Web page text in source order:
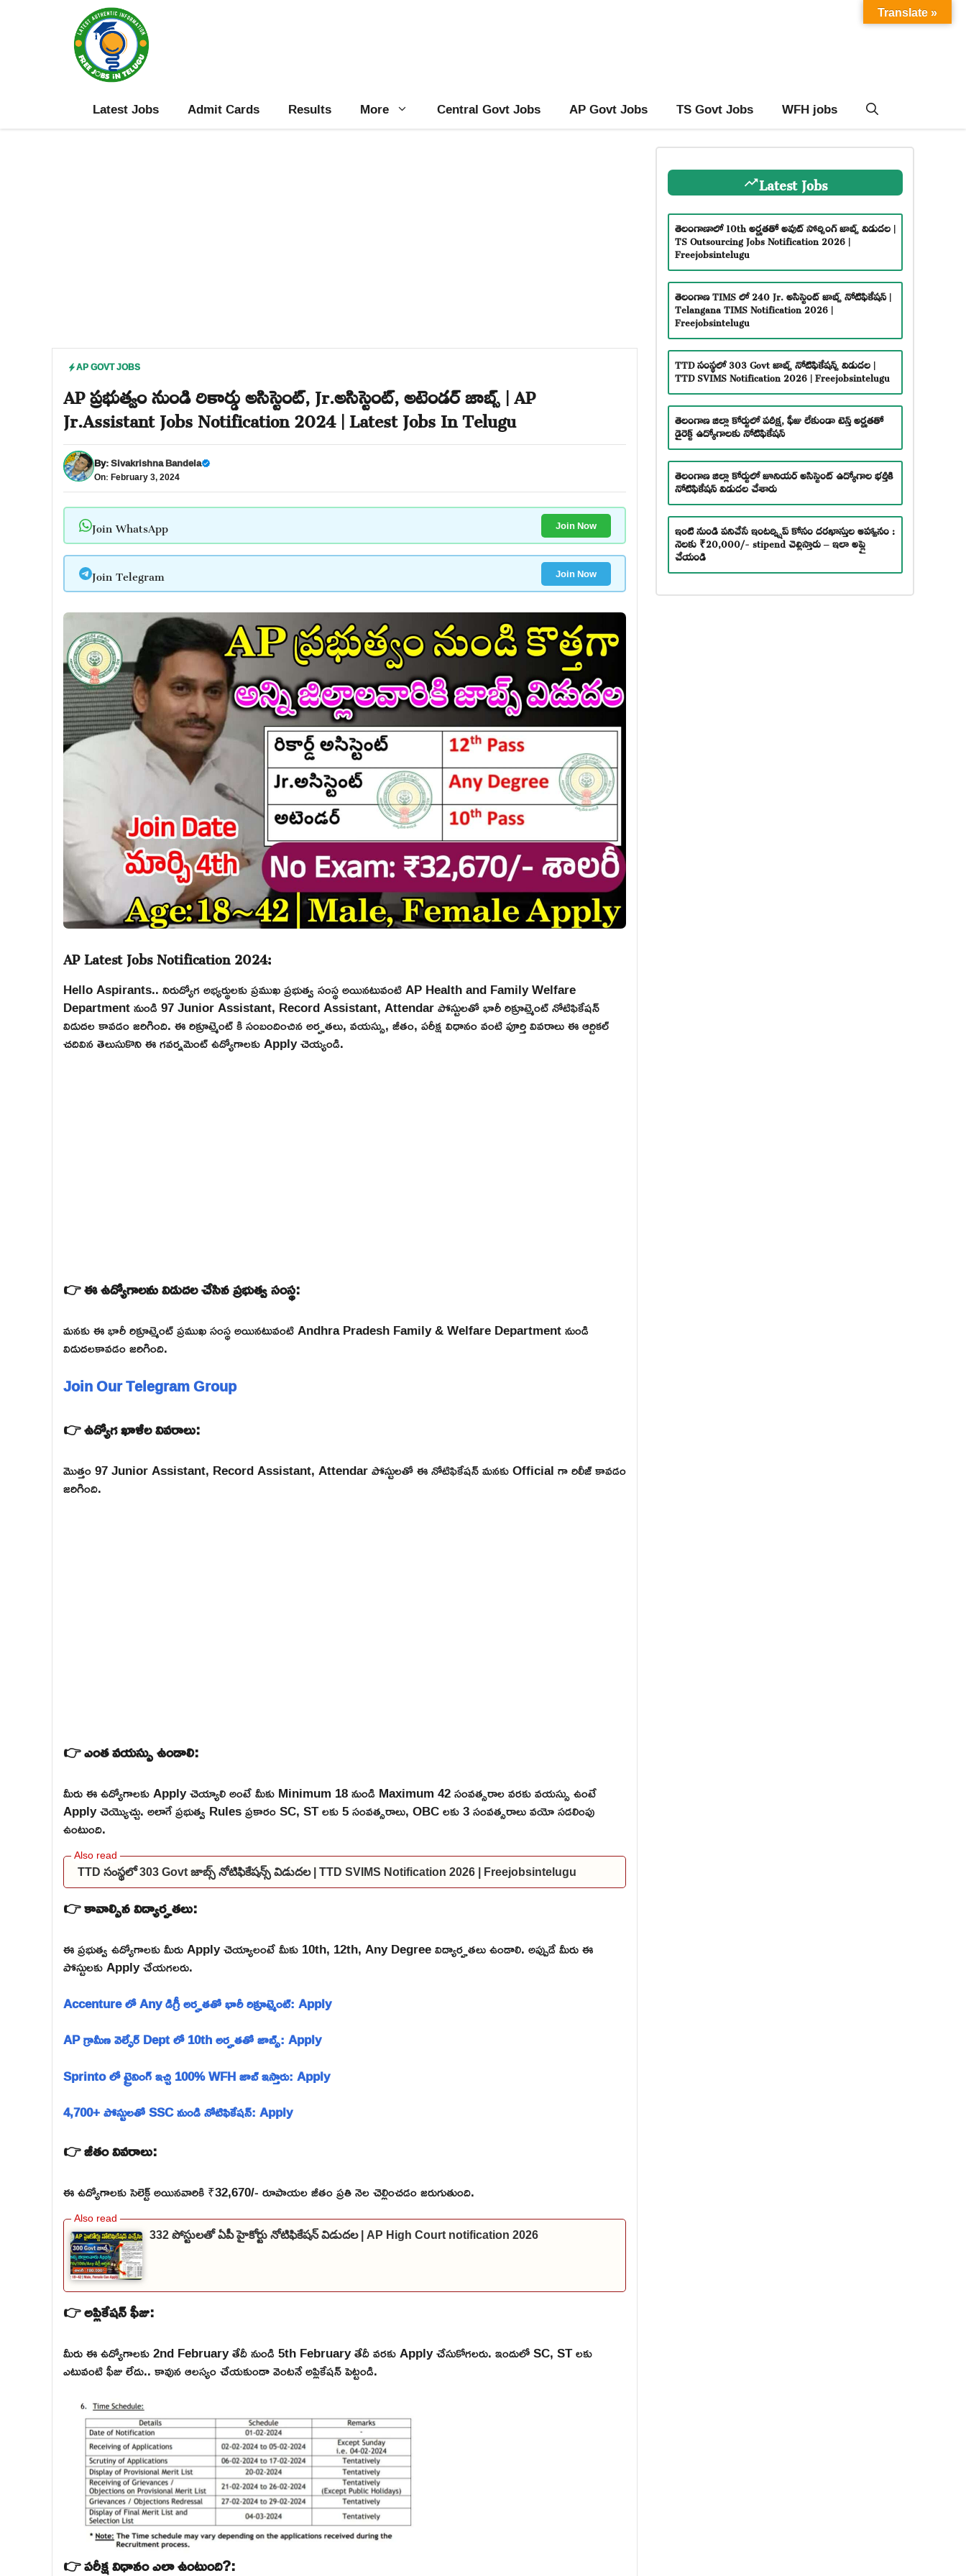
Latest Jobs Admit Cards Results More Central Govt Jobs AP Govt Jobs TS Govt Jobs WFH jobs
AP GOVT JOBS
AP ప్రభుత్వం నుండి రికార్డు అసిస్టెంట్, Jr.అసిస్టెంట్, అటెండర్ జాబ్స్ | AP
Jr.Assistant Jobs Notification 2024 | Latest Jobs In Telugu
By:Sivakrishna Bandela
On: February 3, 2024
Join WhatsApp Join Now
Join Telegram Join Now
AP Latest Jobs Notification 2024:
Hello Aspirants.. నిరుద్యోగ అభ్యర్థులకు ప్రముఖ ప్రభుత్వ సంస్థ అయినటువంటి AP Health and Family Welfare
Department నుండి 97 Junior Assistant, Record Assistant, Attendar పోస్టులతో భారీ రిక్రూట్మెంట్ నోటిఫికేషన్
విడుదల కావడం జరిగింది. ఈ రిక్రూట్మెంట్ కి సంబందించిన అర్హతలు, వయస్సు, జీతం, పరీక్ష విధానం వంటి పూర్తి వివరాలు ఈ ఆర్టికల్
చదివిన తెలుసుకొని ఈ గవర్నమెంట్ ఉద్యోగాలకు Apply చెయ్యండి.
👉 ఈ ఉద్యోగాలను విడుదల చేసిన ప్రభుత్వ సంస్థ:
మనకు ఈ భారీ రిక్రూట్మెంట్ ప్రముఖ సంస్థ అయినటువంటి Andhra Pradesh Family & Welfare Department నుండి
విడుదలకావడం జరిగింది.
Join Our Telegram Group
👉 ఉద్యోగ ఖాళీల వివరాలు:
మొత్తం 97 Junior Assistant, Record Assistant, Attendar పోస్టులతో ఈ నోటిఫికేషన్ మనకు Official గా రిలీజ్ కావడం
జరిగింది.
👉 ఎంత వయస్సు ఉండాలి:
మీరు ఈ ఉద్యోగాలకు Apply చెయ్యాలి అంటే మీకు Minimum 18 నుండి Maximum 42 సంవత్సరాల వరకు వయస్సు ఉంటే
Apply చెయ్యొచ్చు. అలాగే ప్రభుత్వ Rules ప్రకారం SC, ST లకు 5 సంవత్సరాలు, OBC లకు 3 సంవత్సరాలు వయో సడలింపు
ఉంటుంది.
TTD సంస్థలో 303 Govt జాబ్స్ నోటిఫికేషన్స్ విడుదల | TTD SVIMS Notification 2026 | Freejobsintelugu
👉 కావాల్సిన విద్యార్హతలు:
ఈ ప్రభుత్వ ఉద్యోగాలకు మీరు Apply చెయ్యాలంటే మీకు 10th, 12th, Any Degree విద్యార్హతలు ఉండాలి. అప్పుడే మీరు ఈ
పోస్టులకు Apply చేయగలరు.
Accenture లో Any డిగ్రీ అర్హతతో భారీ రిక్రూట్మెంట్: Apply
AP గ్రామీణ వెల్ఫేర్ Dept లో 10th అర్హతతో జాబ్స్: Apply
Sprinto లో ట్రైనింగ్ ఇచ్చి 100% WFH జాబ్ ఇస్తారు: Apply
4,700+ పోస్టులతో SSC నుండి నోటిఫికేషన్: Apply
👉 జీతం వివరాలు:
ఈ ఉద్యోగాలకు సెలెక్ట్ అయినవారికి ₹32,670/- రూపాయల జీతం ప్రతి నెల చెల్లించడం జరుగుతుంది.
332 పోస్టులతో ఏపీ హైకోర్టు నోటిఫికేషన్ విడుదల | AP High Court notification 2026
👉 అప్లికేషన్ ఫీజు:
మీరు ఈ ఉద్యోగాలకు 2nd February తేదీ నుండి 5th February తేదీ వరకు Apply చేసుకోగలరు. ఇందులో SC, ST లకు
ఎటువంటి ఫీజు లేదు.. కావున ఆలస్యం చేయకుండా వెంటనే అప్లికేషన్ పెట్టండి.
👉 పరీక్ష విధానం ఎలా ఉంటుంది?:
Latest Jobs
తెలంగాణాలో 10th అర్హతతో అవుట్ సోర్సింగ్ జాబ్స్ విడుదల |
TS Outsourcing Jobs Notification 2026 |
Freejobsintelugu
తెలంగాణ TIMS లో 240 Jr. అసిస్టెంట్ జాబ్స్ నోటిఫికేషన్ |
Telangana TIMS Notification 2026 |
Freejobsintelugu
TTD సంస్థలో 303 Govt జాబ్స్ నోటిఫికేషన్స్ విడుదల |
TTD SVIMS Notification 2026 | Freejobsintelugu
తెలంగాణ జిల్లా కోర్టులో పరీక్ష, ఫీజు లేకుండా టెన్త్ అర్హతతో
డైరెక్ట్ ఉద్యోగాలకు నోటిఫికేషన్
తెలంగాణ జిల్లా కోర్టులో జూనియర్ అసిస్టెంట్ ఉద్యోగాల భర్తీకి
నోటిఫికేషన్ విడుదల చేశారు
ఇంటి నుండి పనిచేసే ఇంటర్న్షిప్ కోసం దరఖాస్తుల ఆహ్వానం :
నెలకు ₹20,000/- stipend చెల్లిస్తారు – ఇలా అప్లై
చేయండి
Translate »